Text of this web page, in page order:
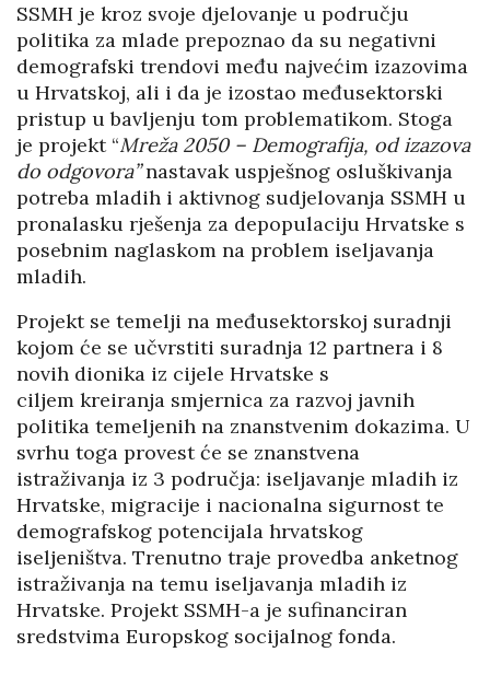
SSMH je kroz svoje djelovanje u području
politika za mlade prepoznao da su negativni
demografski trendovi među najvećim izazovima
u Hrvatskoj, ali i da je izostao međusektorski
pristup u bavljenju tom problematikom. Stoga
je projekt “Mreža 2050 – Demografija, od izazova
do odgovora”nastavak uspješnog osluškivanja
potreba mladih i aktivnog sudjelovanja SSMH u
pronalasku rješenja za depopulaciju Hrvatske s
posebnim naglaskom na problem iseljavanja
mladih.
Projekt se temelji na međusektorskoj suradnji
kojom će se učvrstiti suradnja 12 partnera i 8
novih dionika iz cijele Hrvatske s
ciljem kreiranja smjernica za razvoj javnih
politika temeljenih na znanstvenim dokazima. U
svrhu toga provest će se znanstvena
istraživanja iz 3 područja: iseljavanje mladih iz
Hrvatske, migracije i nacionalna sigurnost te
demografskog potencijala hrvatskog
iseljeništva. Trenutno traje provedba anketnog
istraživanja na temu iseljavanja mladih iz
Hrvatske. Projekt SSMH-a je sufinanciran
sredstvima Europskog socijalnog fonda.